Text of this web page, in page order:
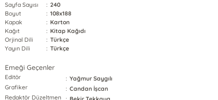
Sayfa Sayısı
: 240
Boyut
: 108x188
Kapak
: Karton
Kağıt
: Kitap Kağıdı
Orjinal Dili
: Türkçe
Yayın Dili
: Türkçe
Emeği Geçenler
Editör : Yağmur Saygılı
Grafiker
: Candan İşcan
Redaktör Düzeltmen